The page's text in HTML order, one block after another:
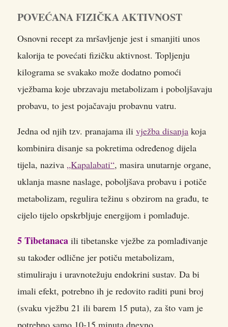
POVEĆANA FIZIČKA AKTIVNOST
Osnovni recept za mršavljenje jest i smanjiti unos
kalorija te povećati fizičku aktivnost. Topljenju
kilograma se svakako može dodatno pomoći
vježbama koje ubrzavaju metabolizam i poboljšavaju
probavu, to jest pojačavaju probavnu vatru.
Jedna od njih tzv. pranajama ili vježba disanja koja
kombinira disanje sa pokretima određenog dijela
tijela, naziva „Kapalabati“, masira unutarnje organe,
uklanja masne naslage, poboljšava probavu i potiče
metabolizam, regulira težinu s obzirom na građu, te
cijelo tijelo opskrbljuje energijom i pomlađuje.
5 Tibetanaca ili tibetanske vježbe za pomlađivanje
su također odlične jer potiču metabolizam,
stimuliraju i uravnotežuju endokrini sustav. Da bi
imali efekt, potrebno ih je redovito raditi puni broj
(svaku vježbu 21 ili barem 15 puta), za što vam je
potrebno samo 10-15 minuta dnevno.